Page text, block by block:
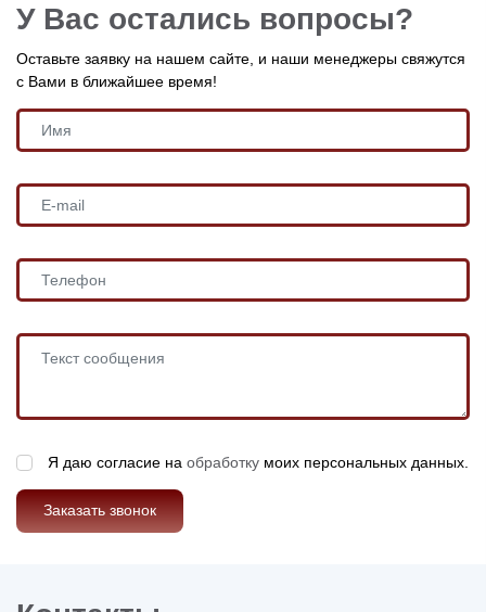
У Вас остались вопросы?
Оставьте заявку на нашем сайте, и наши менеджеры свяжутся
с Вами в ближайшее время!
Я даю согласие на обработку моих персональных данных.
Заказать звонок